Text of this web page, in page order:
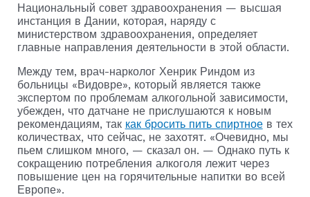
Национальный совет здравоохранения — высшая
инстанция в Дании, которая, наряду с
министерством здравоохранения, определяет
главные направления деятельности в этой области.
Между тем, врач-нарколог Хенрик Риндом из
больницы «Видовре», который является также
экспертом по проблемам алкогольной зависимости,
убежден, что датчане не прислушаются к новым
рекомендациям, так как бросить пить спиртноев тех
количествах, что сейчас, не захотят. «Очевидно, мы
пьем слишком много, — сказал он. — Однако путь к
сокращению потребления алкоголя лежит через
повышение цен на горячительные напитки во всей
Европе».